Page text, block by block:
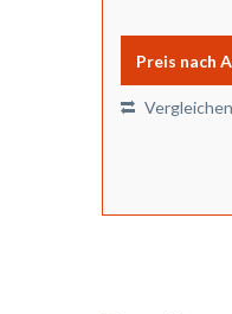
Preis nach
Vergleichen